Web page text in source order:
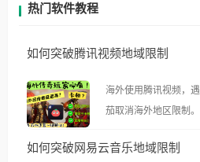
热门软件教程
如何突破腾讯视频地域限制
海外使用腾讯视频，
茄取消海外地区限制。 当在海外打开腾讯视频，却突
示语。 海外用户如香港、澳门、台湾、美国、加拿
如何突破网易云音乐地域限制